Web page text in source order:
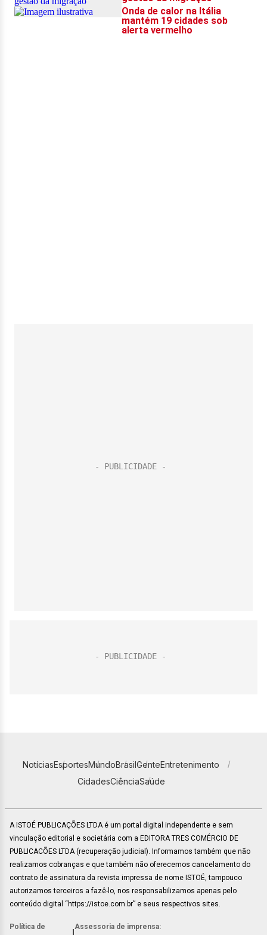
NotíciasEsportesMundoBrasilGenteEntretenimento
CidadesCiênciaSaúde
A ISTOÉ PUBLICAÇÕES LTDA é um portal digital independente e sem
vinculação editorial e societária com a EDITORA TRES COMÉRCIO DE
PUBLICACÕES LTDA (recuperação judicial). Informamos também que não
realizamos cobranças e que também não oferecemos cancelamento do
contrato de assinatura da revista impressa de nome ISTOÉ, tampouco
autorizamos terceiros a fazê-lo, nos responsabilizamos apenas pelo
conteúdo digital “https://istoe.com.br” e seus respectivos sites.
Política de Assessoria de imprensa: